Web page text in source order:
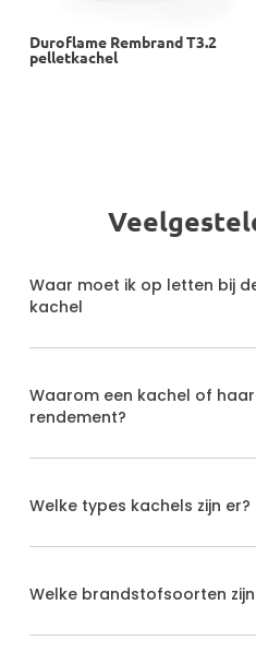
Duroflame Rembrand T3.2
pelletkachel
Waar moet ik op letten bij
kachel
Waarom een kachel of
rendement?
Welke types kachels zijn er?
Welke brandstofsoorten